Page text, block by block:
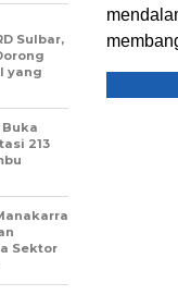
Sulbar,
yang
213
Sektor